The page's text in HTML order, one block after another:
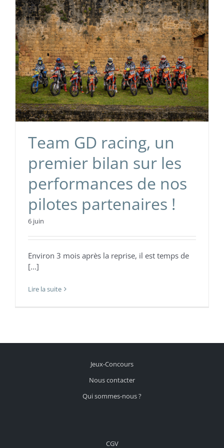
Team GD racing, un
premier bilan sur les
performances de nos
pilotes partenaires !
6 juin
Environ 3 mois après la reprise, il est temps de
[...]
Lire la suite
Jeux-Concours
Nous contacter
Qui sommes-nous ?
CGV